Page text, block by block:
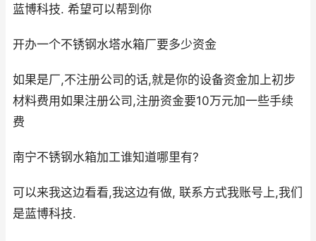
蓝博科技. 希望可以帮到你
开办一个不锈钢水塔水箱厂要多少资金
如果是厂,不注册公司的话,就是你的设备资金加上初步
材料费用如果注册公司,注册资金要10万元加一些手续
费
南宁不锈钢水箱加工谁知道哪里有?
可以来我这边看看,我这边有做, 联系方式我账号上,我们
是蓝博科技.